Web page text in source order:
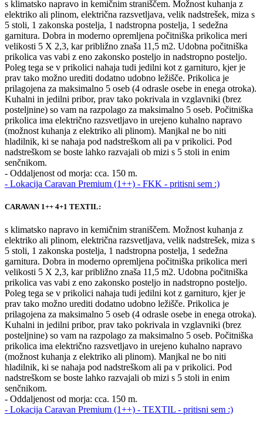
s klimatsko napravo in kemičnim straniščem. Možnost kuhanja z
elektriko ali plinom, električna razsvetljava, velik nadstrešek, miza s
5 stoli, 1 zakonska postelja, 1 nadstropna postelja, 1 sedežna
garnitura. Dobra in moderno opremljena počitniška prikolica meri
velikosti 5 X 2,3, kar približno znaša 11,5 m2. Udobna počitniška
prikolica vas vabi z eno zakonsko posteljo in nadstropno posteljo.
Poleg tega se v prikolici nahaja tudi jedilni kot z garnituro, kjer je
prav tako možno urediti dodatno udobno ležišče. Prikolica je
prilagojena za maksimalno 5 oseb (4 odrasle osebe in enega otroka).
Kuhalni in jedilni pribor, prav tako pokrivala in vzglavniki (brez
posteljnine) so vam na razpolago za maksimalno 5 oseb. Počitniška
prikolica ima električno razsvetljavo in urejeno kuhalno napravo
(možnost kuhanja z elektriko ali plinom). Manjkal ne bo niti
hladilnik, ki se nahaja pod nadstreškom ali pa v prikolici. Pod
nadstreškom se boste lahko razvajali ob mizi s 5 stoli in enim
senčnikom.
- Oddaljenost od morja: cca. 150 m.
- Lokacija Caravan Premium (1++) - FKK - pritisni sem :)
CARAVAN 1++ 4+1 TEXTIL:
s klimatsko napravo in kemičnim straniščem. Možnost kuhanja z
elektriko ali plinom, električna razsvetljava, velik nadstrešek, miza s
5 stoli, 1 zakonska postelja, 1 nadstropna postelja, 1 sedežna
garnitura. Dobra in moderno opremljena počitniška prikolica meri
velikosti 5 X 2,3, kar približno znaša 11,5 m2. Udobna počitniška
prikolica vas vabi z eno zakonsko posteljo in nadstropno posteljo.
Poleg tega se v prikolici nahaja tudi jedilni kot z garnituro, kjer je
prav tako možno urediti dodatno udobno ležišče. Prikolica je
prilagojena za maksimalno 5 oseb (4 odrasle osebe in enega otroka).
Kuhalni in jedilni pribor, prav tako pokrivala in vzglavniki (brez
posteljnine) so vam na razpolago za maksimalno 5 oseb. Počitniška
prikolica ima električno razsvetljavo in urejeno kuhalno napravo
(možnost kuhanja z elektriko ali plinom). Manjkal ne bo niti
hladilnik, ki se nahaja pod nadstreškom ali pa v prikolici. Pod
nadstreškom se boste lahko razvajali ob mizi s 5 stoli in enim
senčnikom.
- Oddaljenost od morja: cca. 150 m.
- Lokacija Caravan Premium (1++) - TEXTIL - pritisni sem :)